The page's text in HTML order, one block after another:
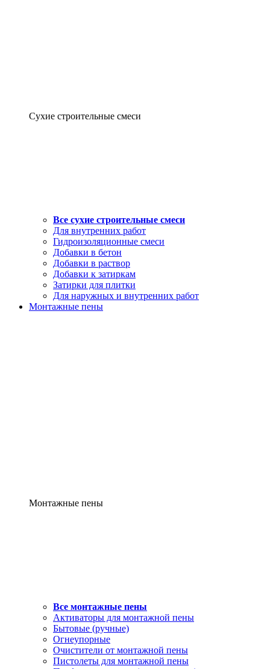
Сухие строительные смеси
Все сухие строительные смеси
Для внутренних работ
Гидроизоляционные смеси
Добавки в бетон
Добавки в раствор
Добавки к затиркам
Затирки для плитки
Для наружных и внутренних работ
Монтажные пены
Монтажные пены
Все монтажные пены
Активаторы для монтажной пены
Бытовые (ручные)
Огнеупорные
Очистители от монтажной пены
Пистолеты для монтажной пены